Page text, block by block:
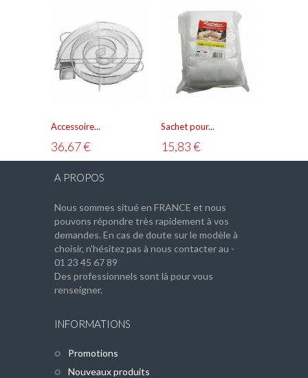
Résistance électrique de...
AJOUTER AU PANIER
Accessoire...
36,67 €
Sachet pour...
15,83 €
A PROPOS
Nous sommes situé en FRANCE et nous
pouvons répondre très rapidement à vos
demandes. En cas de doute sur le modèle à
choisir, n'hésitez pas à nous contacter au -
01 23 45 67 89
Des professionnels sont là pour vous
renseigner.
INFORMATIONS
Promotions
Nouveaux produits